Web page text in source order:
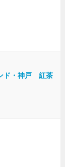
ド・神戸 紅茶